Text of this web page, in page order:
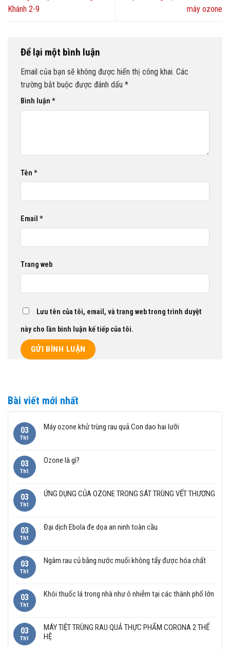
Khánh 2-9
máy ozone
Để lại một bình luận
Email của bạn sẽ không được hiển thị công khai. Các
trường bắt buộc được đánh dấu *
Bình luận *
Tên *
Email *
Trang web
Lưu tên của tôi, email, và trang web trong trình duyệt
này cho lần bình luận kế tiếp của tôi.
Bài viết mới nhất
03
Th1
Máy ozone khử trùng rau quả Con dao hai lưỡi
03
Th1
Ozone là gì?
03
Th1
ỨNG DỤNG CỦA OZONE TRONG SÁT TRÙNG VẾT THƯƠNG
03
Th1
Đại dịch Ebola đe dọa an ninh toàn cầu
03
Th1
Ngâm rau củ bằng nước muối không tẩy được hóa chất
03
Th1
Khói thuốc lá trong nhà như ô nhiễm tại các thành phố lớn
03
Th1
MÁY TIỆT TRÙNG RAU QUẢ THỰC PHẨM CORONA 2 THẾ
HỆ